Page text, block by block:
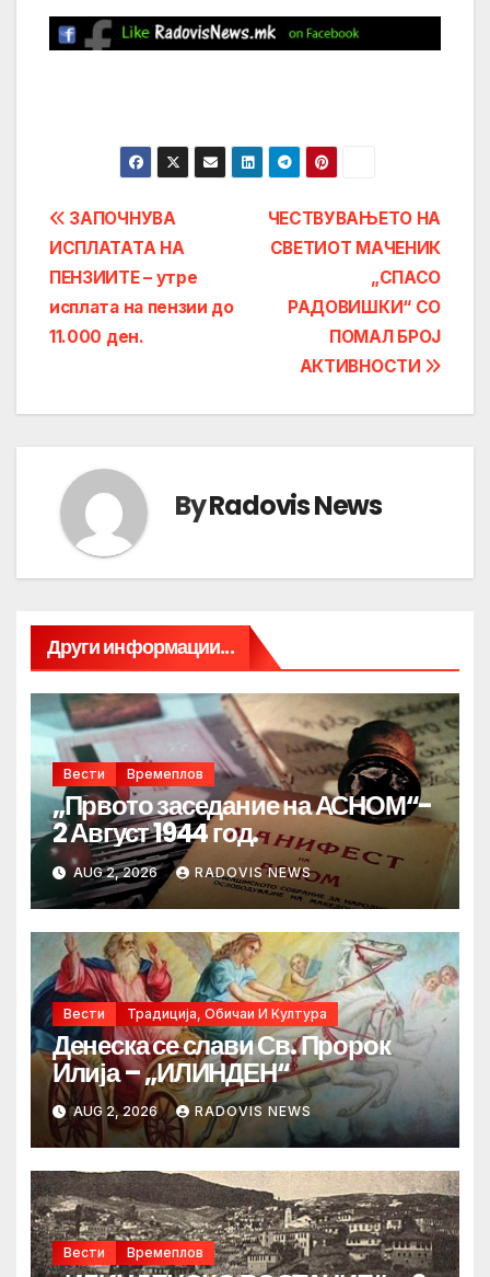
Post
navigation
ЧЕСТВУВАЊЕТО НА
СВЕТИОТ МАЧЕНИК
„СПАСО
РАДОВИШКИ“ СО
ПОМАЛ БРОЈ
АКТИВНОСТИ
ЗАПОЧНУВА
ИСПЛАТАТА НА
ПЕНЗИИТЕ – утре
исплата на пензии до
11.000 ден.
ByRadovis News
Други информации...
Вести Времеплов
„Првото заседание на АСНОМ“-
2 Август 1944 год.
AUG 2, 2026 RADOVIS NEWS
Вести Традиција, Обичаи И Култура
Денеска се слави Св. Пророк
Илија – „ИЛИНДЕН“
AUG 2, 2026 RADOVIS NEWS
Вести Времеплов